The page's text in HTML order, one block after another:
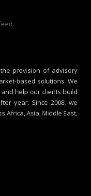
provision of advisory
based solutions. We
help our clients build
year. Since 2008, we
Africa, Asia, Middle East,